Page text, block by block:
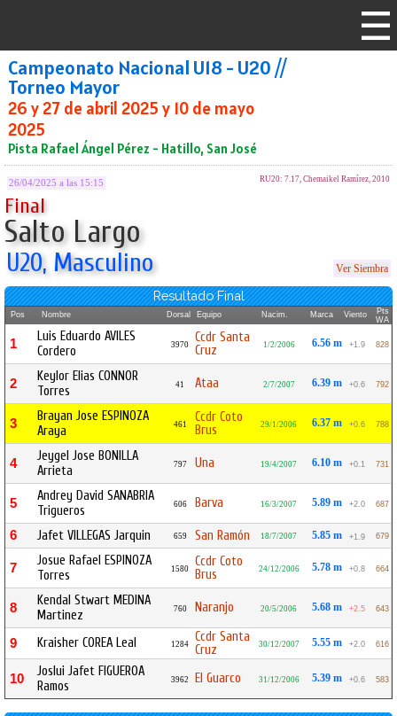
Campeonato Nacional U18 - U20 //
Torneo Mayor
26 y 27 de abril 2025 y 10 de mayo
2025
Pista Rafael Ángel Pérez - Hatillo, San José
26/04/2025 a las 15:15 RU20: 7.17, Chemaikel Ramírez, 2010
Final
Salto Largo
U20, Masculino Ver Siembra
Resultado Final
Pos Nombre Dorsal Equipo Nacim. Marca Viento
Pts
WA
1
Luis Eduardo AVILES
Cordero
3970
Ccdr Santa
Cruz
1/2/2006 6.56 m +1.9 828
2
Keylor Elias CONNOR
Torres
41 Ataa 2/7/2007 6.39 m +0.6 792
3
Brayan Jose ESPINOZA
Araya
461
Ccdr Coto
Brus
29/1/2006 6.37 m +0.6 788
4
Jeygel Jose BONILLA
Arrieta
797 Una 19/4/2007 6.10 m +0.1 731
5
Andrey David SANABRIA
Trigueros
606 Barva 16/3/2007 5.89 m +2.0 687
6 Jafet VILLEGAS Jarquin 659 San Ramón 18/7/2007 5.85 m +1.9 679
7
Josue Rafael ESPINOZA
Torres
1580
Ccdr Coto
Brus
24/12/2006 5.78 m +0.8 664
8
Kendal Stwart MEDINA
Martinez
760 Naranjo 20/5/2006 5.68 m +2.5 643
9 Kraisher COREA Leal 1284
Ccdr Santa
Cruz
30/12/2007 5.55 m +2.0 616
10
Joslui Jafet FIGUEROA
Ramos
3962 El Guarco 31/12/2006 5.39 m +0.6 583